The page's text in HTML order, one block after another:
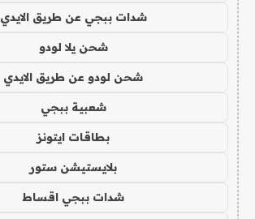
شدات ببجي عن طريق الايدي
شحن يلا لودو
شحن لودو عن طريق الايدي
شعبية ببجي
بطاقات ايتونز
بلايستيشن ستور
شدات ببجي اقساط